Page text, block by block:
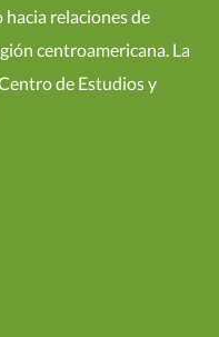
relaciones de
centroamericana. La
de Estudios y